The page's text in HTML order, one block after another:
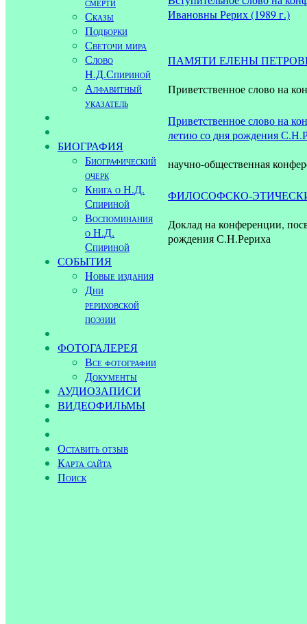
Сказы
Подборки
Светочи мира
Слово
Н.Д.Спириной
Алфавитный
указатель
БИОГРАФИЯ
Биографический
очерк
Книга о Н.Д.
Спириной
Воспоминания
о Н.Д.
Спириной
СОБЫТИЯ
Новые издания
Дни
рериховской
поэзии
ФОТОГАЛЕРЕЯ
Все фотографии
Документы
АУДИОЗАПИСИ
ВИДЕОФИЛЬМЫ
Оставить отзыв
Карта сайта
Поиск
Ивановны Рерих (1989 г.)
ПАМЯТИ ЕЛЕНЫ
Приветственное слово на
Приветственное слово на
летию со дня рождения
научно-общественная
ФИЛОСОФСКО-
Доклад на конференции,
рождения С.Н.Рериха